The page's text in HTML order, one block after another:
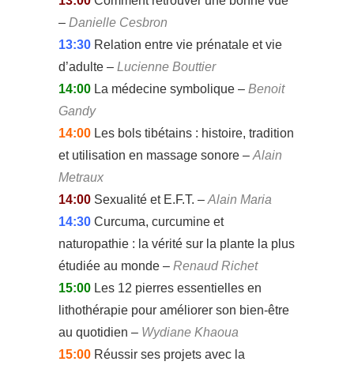
– Danielle Cesbron
13:30 Relation entre vie prénatale et vie
d’adulte – Lucienne Bouttier
14:00 La médecine symbolique – Benoit
Gandy
14:00 Les bols tibétains : histoire, tradition
et utilisation en massage sonore – Alain
Metraux
14:00 Sexualité et E.F.T. – Alain Maria
14:30 Curcuma, curcumine et
naturopathie : la vérité sur la plante la plus
étudiée au monde – Renaud Richet
15:00 Les 12 pierres essentielles en
lithothérapie pour améliorer son bien-être
au quotidien – Wydiane Khaoua
15:00 Réussir ses projets avec la